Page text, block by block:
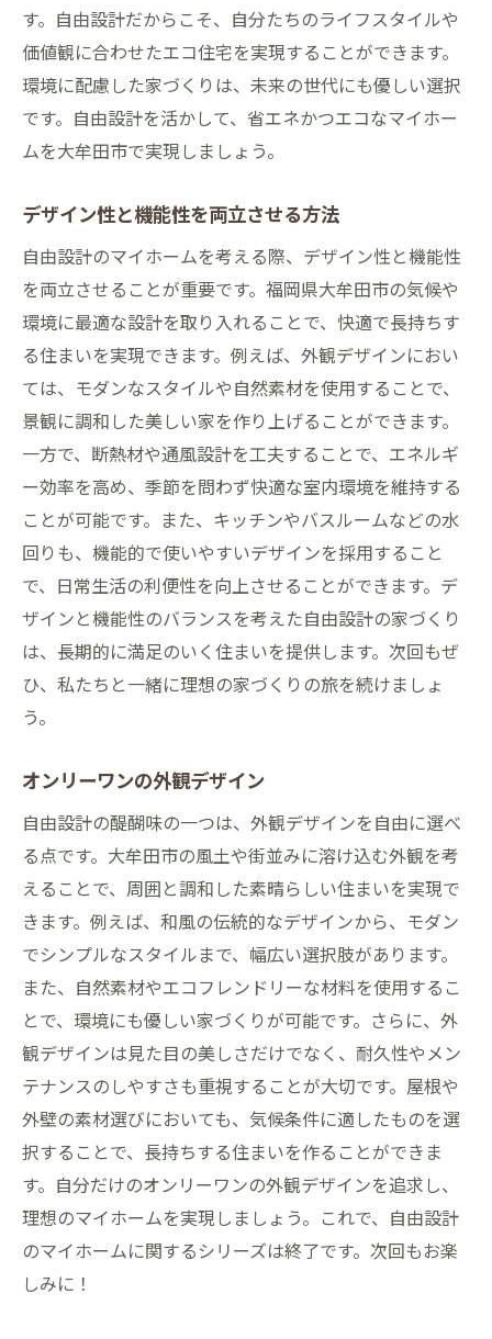
す。自由設計だからこそ、自分たちのライフスタイルや
価値観に合わせたエコ住宅を実現することができます。
環境に配慮した家づくりは、未来の世代にも優しい選択
です。自由設計を活かして、省エネかつエコなマイホー
ムを大牟田市で実現しましょう。
デザイン性と機能性を両立させる方法
自由設計のマイホームを考える際、デザイン性と機能性
を両立させることが重要です。福岡県大牟田市の気候や
環境に最適な設計を取り入れることで、快適で長持ちす
る住まいを実現できます。例えば、外観デザインにおい
ては、モダンなスタイルや自然素材を使用することで、
景観に調和した美しい家を作り上げることができます。
一方で、断熱材や通風設計を工夫することで、エネルギ
ー効率を高め、季節を問わず快適な室内環境を維持する
ことが可能です。また、キッチンやバスルームなどの水
回りも、機能的で使いやすいデザインを採用すること
で、日常生活の利便性を向上させることができます。デ
ザインと機能性のバランスを考えた自由設計の家づくり
は、長期的に満足のいく住まいを提供します。次回もぜ
ひ、私たちと一緒に理想の家づくりの旅を続けましょ
う。
オンリーワンの外観デザイン
自由設計の醍醐味の一つは、外観デザインを自由に選べ
る点です。大牟田市の風土や街並みに溶け込む外観を考
えることで、周囲と調和した素晴らしい住まいを実現で
きます。例えば、和風の伝統的なデザインから、モダン
でシンプルなスタイルまで、幅広い選択肢があります。
また、自然素材やエコフレンドリーな材料を使用するこ
とで、環境にも優しい家づくりが可能です。さらに、外
観デザインは見た目の美しさだけでなく、耐久性やメン
テナンスのしやすさも重視することが大切です。屋根や
外壁の素材選びにおいても、気候条件に適したものを選
択することで、長持ちする住まいを作ることができま
す。自分だけのオンリーワンの外観デザインを追求し、
理想のマイホームを実現しましょう。これで、自由設計
のマイホームに関するシリーズは終了です。次回もお楽
しみに！